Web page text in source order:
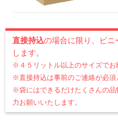
直接持込の場合に限り、ビニ
します。
※４５リットル以上のサイズでお
※直接持込は事前のご連絡が必須
※袋にはできるだけたくさんの
力お願いいたします。